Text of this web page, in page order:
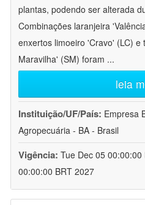
plantas, podendo ser alterada
Combinações laranjeira
enxertos limoeiro 'Cravo' (LC) e
Maravilha' (SM) foram ...
leia
Instituição/UF/País: Empresa
Agropecuária - BA - Brasil
Vigência: Tue Dec 05
00:00:00 BRT 2027